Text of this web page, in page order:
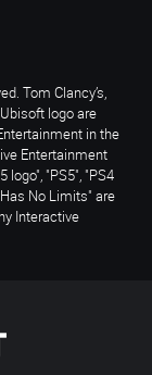
Tom Clancy’s,
logo are
in the
Entertainment
logo", "PS5", "PS4
No Limits" are
Interactive